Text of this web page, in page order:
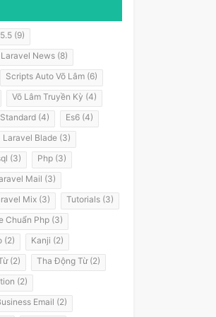
(9)
Laravel News (8)
Scripts Auto Võ Lâm (6)
Võ Lâm Truyền Kỳ (4)
(4)
Es6 (4)
Laravel Blade (3)
(3)
Php (3)
Mail (3)
Mix (3)
Tutorials (3)
Chuẩn Php (3)
(2)
Kanji (2)
(2)
Tha Động Từ (2)
(2)
Email (2)